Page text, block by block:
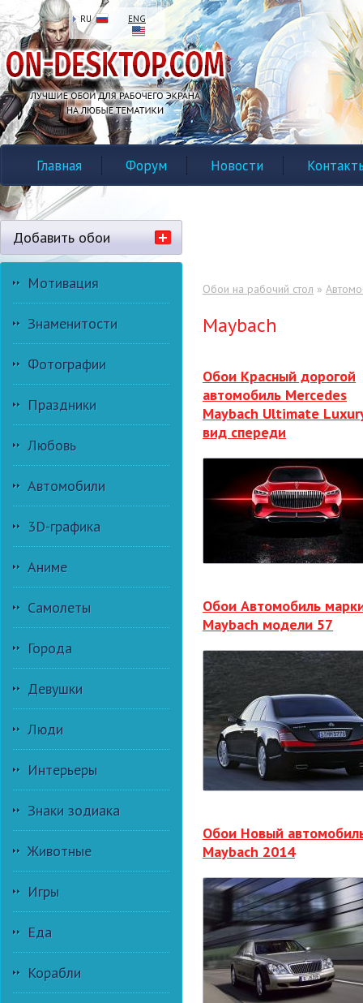
RU ENG
Главная Форум Новости
Добавить обои
Мотивация
Знаменитости
Фотографии
Праздники
Любовь
Автомобили
3D-графика
Аниме
Самолеты
Города
Девушки
Люди
Интерьеры
Знаки зодиака
Животные
Игры
Еда
Корабли
Обои на рабочий стол »
Maybach
Обои Красный дорогой
автомобиль Mercedes
Maybach Ultimate
вид спереди
Обои Автомобиль
Maybach модели 57
Обои Новый
Maybach 2014